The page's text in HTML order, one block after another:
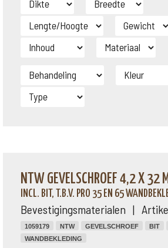
NTW GEVELSCHROEF 4,2 X 32
INCL. BIT, T.B.V. PRO 35 EN 65
Bevestigingsmaterialen |
1059179 NTW GEVELSCHROEF BIT
WANDBEKLEDING